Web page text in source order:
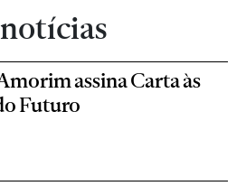
assina Carta às
Futuro